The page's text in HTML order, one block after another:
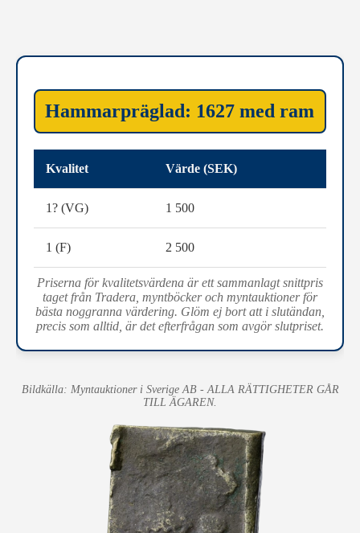
Hammarpräglad: 1627 med ram
Kvalitet Värde (SEK)
1? (VG) 1 500
1 (F) 2 500
Priserna för kvalitetsvärdena är ett sammanlagt snittpris
taget från Tradera, myntböcker och myntauktioner för
bästa noggranna värdering. Glöm ej bort att i slutändan,
precis som alltid, är det efterfrågan som avgör slutpriset.
Bildkälla: Myntauktioner i Sverige AB - ALLA RÄTTIGHETER GÅR
TILL ÄGAREN.